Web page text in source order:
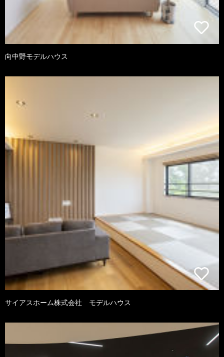
向中野モデルハウス
サイアスホーム株式会社 モデルハウス